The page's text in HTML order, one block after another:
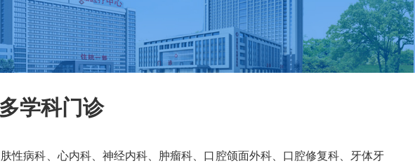
公告 招标公告
学科门诊
性病科、心内科、神经内科、肿瘤科、口腔颌面外科、口腔修复科、牙体牙